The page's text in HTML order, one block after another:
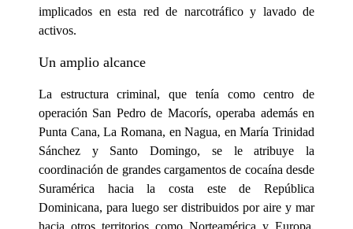
implicados en esta red de narcotráfico y lavado de
activos.
Un amplio alcance
La estructura criminal, que tenía como centro de
operación San Pedro de Macorís, operaba además en
Punta Cana, La Romana, en Nagua, en María Trinidad
Sánchez y Santo Domingo, se le atribuye la
coordinación de grandes cargamentos de cocaína desde
Suramérica hacia la costa este de República
Dominicana, para luego ser distribuidos por aire y mar
hacia otros territorios como Norteamérica y Europa,